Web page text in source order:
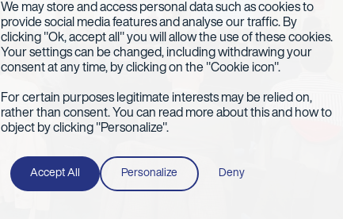
We may store and access personal data such as cookies to
provide social media features and analyse our traffic. By
clicking "Ok, accept all" you will allow the use of these cookies.
Your settings can be changed, including withdrawing your
consent at any time, by clicking on the "Cookie icon".
For certain purposes legitimate interests may be relied on,
rather than consent. You can read more about this and how to
object by clicking "Personalize".
Deny
Personalize
Accept All